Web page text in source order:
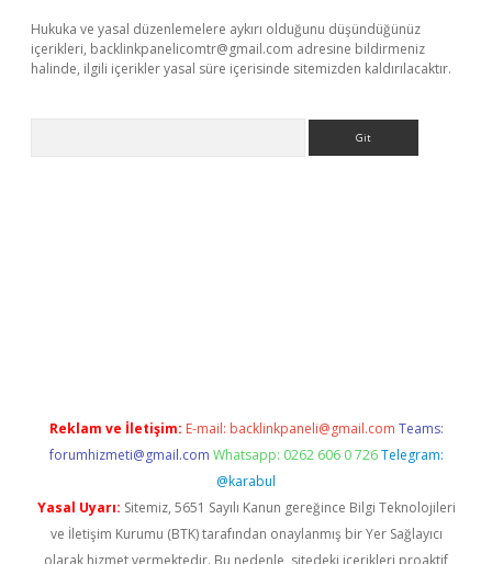
Hukuka ve yasal düzenlemelere aykırı olduğunu düşündüğünüz
içerikleri, backlinkpanelicomtr@gmail.com adresine bildirmeniz
halinde, ilgili içerikler yasal süre içerisinde sitemizden kaldırılacaktır.
Reklam ve İletişim: E-mail: backlinkpaneli@gmail.com Teams:
forumhizmeti@gmail.com Whatsapp: 0262 606 0 726 Telegram:
@karabul
Yasal Uyarı: Sitemiz, 5651 Sayılı Kanun gereğince Bilgi Teknolojileri
ve İletişim Kurumu (BTK) tarafından onaylanmış bir Yer Sağlayıcı
olarak hizmet vermektedir. Bu nedenle, sitedeki içerikleri proaktif